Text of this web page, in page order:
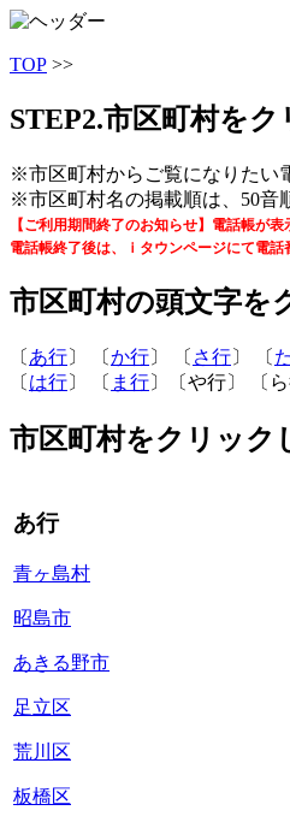
TOP >>
STEP2.市区町村を
※市区町村からご覧になりたい
※市区町村名の掲載順は、50音
【ご利用期間終了のお知らせ】電話帳が
電話帳終了後は、ｉタウンページにて電
市区町村の頭文字を
〔 あ行〕 〔か行〕 〔 さ行〕 〔
〔 は行〕 〔 ま行〕〔や行〕 〔
市区町村をクリック
あ行
青ヶ島村
昭島市
あきる野市
足立区
荒川区
板橋区